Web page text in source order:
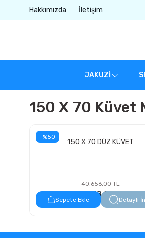
Hakkımızda İletişim
JAKUZİ
150 X 70 Küvet
-%50
150 X 70 DÜZ KÜVET
40.656,00 TL
20.328,00 TL
Sepete Ekle Detaylı